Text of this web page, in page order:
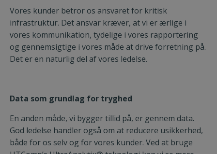
Vores kunder betror os ansvaret for kritisk
infrastruktur. Det ansvar kræver, at vi er ærlige i
vores kommunikation, tydelige i vores rapportering
og gennemsigtige i vores måde at drive forretning på.
Det er en naturlig del af vores ledelse.
Data som grundlag for tryghed
En anden måde, vi bygger tillid på, er gennem data.
God ledelse handler også om at reducere usikkerhed,
både for os selv og for vores kunder. Ved at bruge